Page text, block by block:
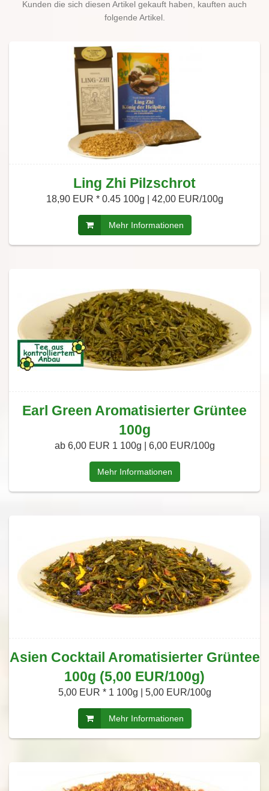
Kunden die sich diesen Artikel gekauft haben, kauften auch
folgende Artikel.
Ling Zhi Pilzschrot
18,90 EUR * 0.45 100g | 42,00 EUR/100g
Mehr Informationen
Earl Green Aromatisierter Grüntee
100g
ab 6,00 EUR 1 100g | 6,00 EUR/100g
Mehr Informationen
Asien Cocktail Aromatisierter Grüntee
100g (5,00 EUR/100g)
5,00 EUR * 1 100g | 5,00 EUR/100g
Mehr Informationen